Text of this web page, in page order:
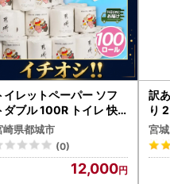
イレットペーパー ソフ
ダブル 100R トイレ 快
〔12-I5-TP100-R〕
崎県都城市
(0)
12,000
訳
り
鮭
宮